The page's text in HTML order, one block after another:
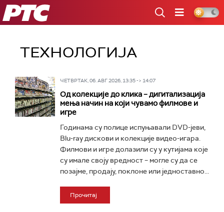
РТС
ТЕХНОЛОГИЈA
ЧЕТВРТАК, 06. АВГ 2026, 13:35 -> 14:07
Од колекције до клика – дигитализација
мења начин на који чувамо филмове и
игре
Годинама су полице испуњавали DVD-јеви,
Blu-ray дискови и колекције видео-игара.
Филмови и игре долазили су у кутијама које
су имале своју вредност – могле су да се
позајме, продају, поклоне или једноставно...
Прочитај